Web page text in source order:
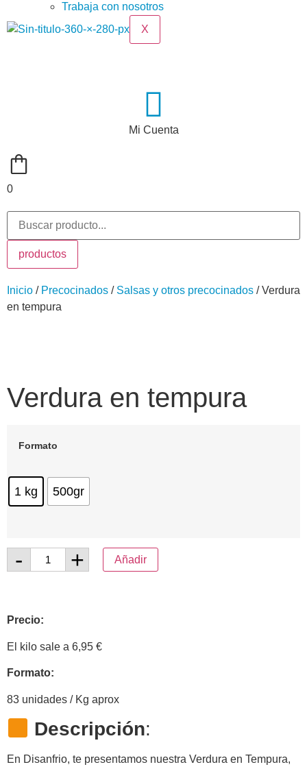
Trabaja con nosotros
X
Mi Cuenta
0
productos
Inicio / Precocinados / Salsas y otros precocinados / Verdura
en tempura
Verdura en tempura
Formato
1 kg 500gr
- + Añadir
Precio:
El kilo sale a 6,95 €
Formato:
83 unidades / Kg aprox
Descripción:
En Disanfrio, te presentamos nuestra Verdura en Tempura,